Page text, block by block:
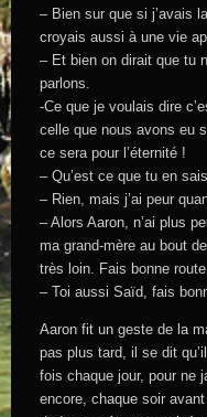
– Bien sur que si j’avais
croyais aussi à une vie
– Et bien on dirait que tu
parlons.
-Ce que je voulais dire
celle que nous avons eu
ce sera pour l’éternité !
– Qu’est ce que tu en
– Rien, mais j’ai peur
– Alors Aaron, n’ai plus
ma grand-mère au bout
très loin. Fais bonne route
– Toi aussi Saïd, fais
Aaron fit un geste de la
pas plus tard, il se dit
fois chaque jour, pour ne
encore, chaque soir